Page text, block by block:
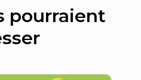
pourraient